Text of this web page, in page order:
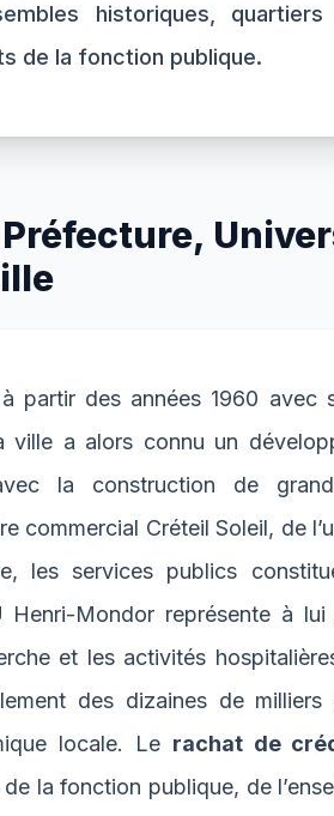
historiques, quartiers
de la fonction publique.
partir des années 1960 avec
a alors connu un
la construction de
commercial Créteil Soleil, de
les services publics
Mondor représente à lui
et les activités
des dizaines de milliers
locale. Le rachat de
la fonction publique, de